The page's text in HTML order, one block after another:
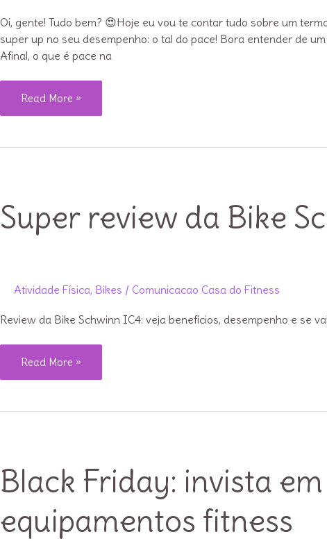
Oi, gente! Tudo bem? 😍Hoje eu vou te contar tudo sobre um
super up no seu desempenho: o tal do pace! Bora entender de
Afinal, o que é pace na
Pace
na
e
como
evoluir!
Read More »
Super review da Bike
Atividade Física, Bikes / Comunicacao Casa do Fitness
Review da Bike Schwinn IC4: veja benefícios, desempenho e se
Super
review
Read More »
Black Friday: invista
equipamentos fitness